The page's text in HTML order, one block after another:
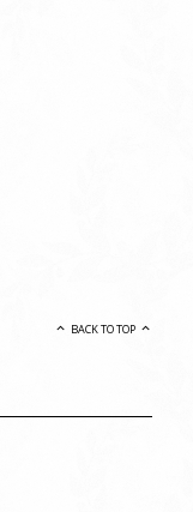
BACK TO TOP